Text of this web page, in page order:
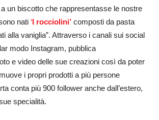
un biscotto che rappresentasse le nostre
nati ‘I rocciolini’ composti da pasta
alla vaniglia”. Attraverso i canali sui social
modo Instagram, pubblica
e video delle sue creazioni così da poter
i propri prodotti a più persone
conta più 900 follower anche dall’estero,
specialità.